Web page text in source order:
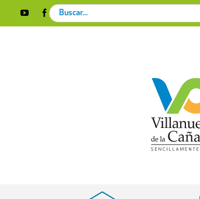
YouTubeFacebookInstagram
X
Search
for: